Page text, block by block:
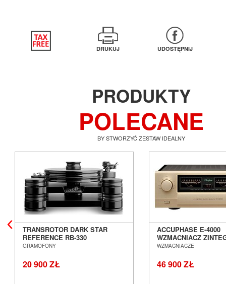
DRUKUJ UDOSTĘPNIJ
PRODUKTY
POLECANE
BY STWORZYĆ ZESTAW IDEALNY
TRANSROTOR DARK STAR
REFERENCE RB-330
GRAMOFON ANALOGOWY
GRAMOFONY
20 900 ZŁ
ACCUPHASE E-4000
WZMACNIACZ
SALON POZNAŃ
WZMACNIACZE
46 900 ZŁ